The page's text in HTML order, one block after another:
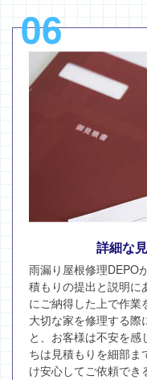
06
詳細な
雨漏り屋根修理DEPO
積もりの提出と説明
にご納得した上で作業
大切な家を修理する
と、お客様は不安を
ちは見積もりを細部
け安心してご依頼でき